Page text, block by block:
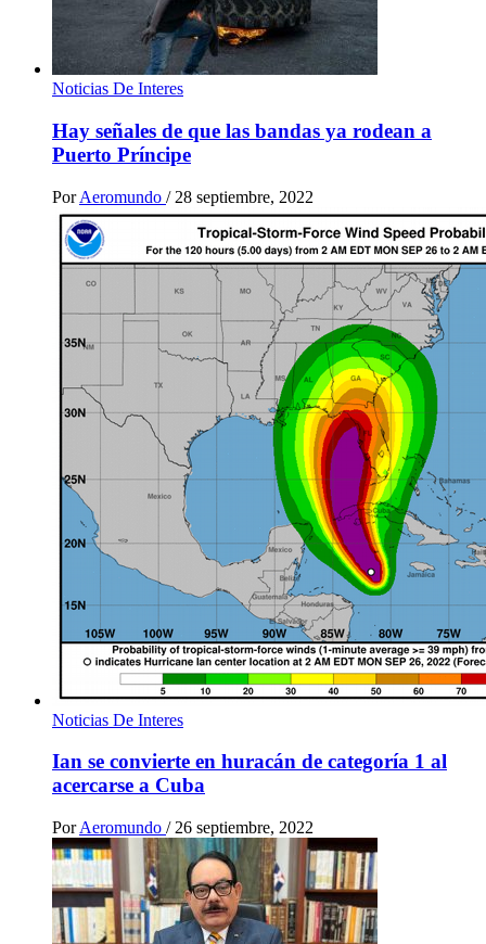
Noticias De Interes
Hay señales de que las bandas ya rodean a
Puerto Príncipe
Por Aeromundo / 28 septiembre, 2022
Noticias De Interes
Ian se convierte en huracán de categoría 1 al
acercarse a Cuba
Por Aeromundo / 26 septiembre, 2022